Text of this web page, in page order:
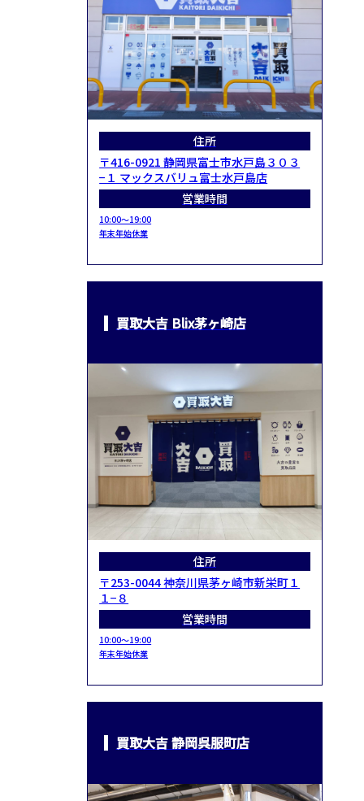
住所
〒416-0921 静岡県富士市水戸島３０３
−１ マックスバリュ富士水戸島店
営業時間
10:00～19:00
年末年始休業
買取大吉 Blix茅ヶ崎店
住所
〒253-0044 神奈川県茅ヶ崎市新栄町１
１−８
営業時間
10:00～19:00
年末年始休業
買取大吉 静岡呉服町店